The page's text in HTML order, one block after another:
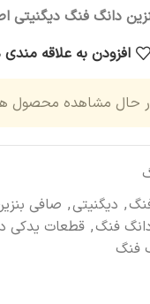
دانگ فنگ دیگنیتی
افزودن به علاقه مندی
حال مشاهده محصول
, دیگنیتی, صافی
فنگ, قطعات یدکی
فنگ